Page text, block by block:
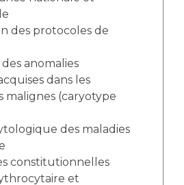
des protocoles de
anomalies
dans les
malignes (caryotype
des maladies
constitutionnelles
et